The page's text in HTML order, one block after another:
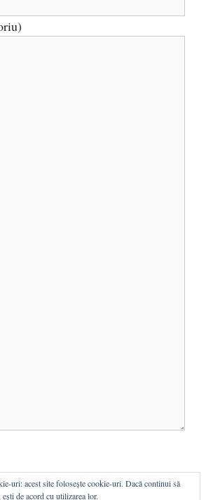
uri: acest site folosește cookie-uri. Dacă continui să
de acord cu utilizarea lor.